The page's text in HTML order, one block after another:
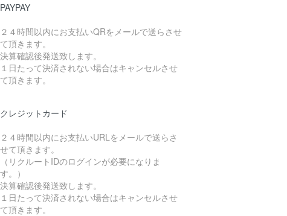
PAYPAY
２４時間以内にお支払いQRをメールで送らさせ
て頂きます。
決算確認後発送致します。
１日たって決済されない場合はキャンセルさせ
て頂きます。
クレジットカード
２４時間以内にお支払いURLをメールで送らさ
せて頂きます。
（リクルートIDのログインが必要になりま
す。）
決算確認後発送致します。
１日たって決済されない場合はキャンセルさせ
て頂きます。